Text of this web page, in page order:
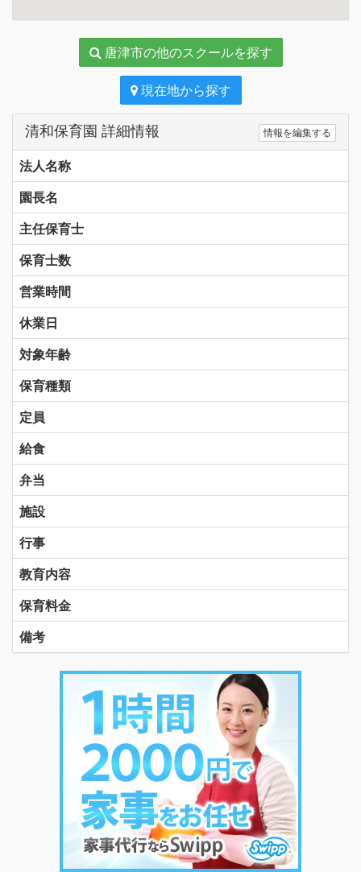
唐津市の他のスクールを探す
現在地から探す
清和保育園 詳細情報 情報を編集する
法人名称
園長名
主任保育士
保育士数
営業時間
休業日
対象年齢
保育種類
定員
給食
弁当
施設
行事
教育内容
保育料金
備考